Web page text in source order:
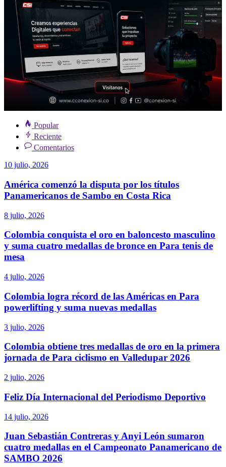
Popular
Reciente
Comentarios
10 julio, 2026
América comenzó la disputa por los títulos
Panamericanos de Sambo en Costa Rica
8 julio, 2026
Colombia conquista el oro en baloncesto masculino
y suma cuatro medallas de bronce en Para tenis de
mesa
4 julio, 2026
Colombia logra récord de las Américas en Para
powerlifting y suma nuevas medallas
3 julio, 2026
Colombia obtiene tres medallas de oro en la primera
jornada de Para ciclismo en Valledupar 2026
2 julio, 2026
Feliz Día Internacional del Periodismo Deportivo
14 julio, 2026
Juan Sebastián Contreras y Anyi León sumaron
cuatro medallas en el Campeonato Panamericano de
SAMBO 2026